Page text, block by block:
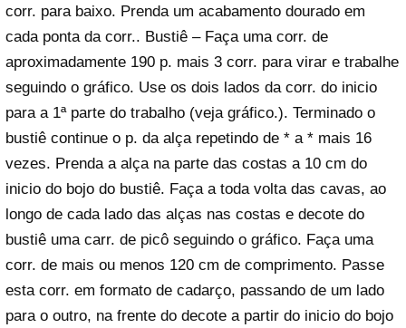
corr. para baixo. Prenda um acabamento dourado em
cada ponta da corr.. Bustiê – Faça uma corr. de
aproximadamente 190 p. mais 3 corr. para virar e trabalhe
seguindo o gráfico. Use os dois lados da corr. do inicio
para a 1ª parte do trabalho (veja gráfico.). Terminado o
bustiê continue o p. da alça repetindo de * a * mais 16
vezes. Prenda a alça na parte das costas a 10 cm do
inicio do bojo do bustiê. Faça a toda volta das cavas, ao
longo de cada lado das alças nas costas e decote do
bustiê uma carr. de picô seguindo o gráfico. Faça uma
corr. de mais ou menos 120 cm de comprimento. Passe
esta corr. em formato de cadarço, passando de um lado
para o outro, na frente do decote a partir do inicio do bojo